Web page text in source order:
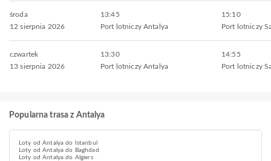
środa
12 sierpnia 2026
13:45
Port lotniczy Antalya
15:10
Port lotniczy
czwartek
13 sierpnia 2026
13:30
Port lotniczy Antalya
14:55
Port lotniczy
Popularna trasa z Antalya
Loty od Antalya do Istanbul
Loty od Antalya do Baghdad
Loty od Antalya do Algiers